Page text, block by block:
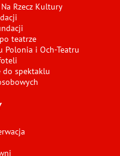
Rzecz Kultury
teatrze
Polonia i Och-Teatru
do spektaklu